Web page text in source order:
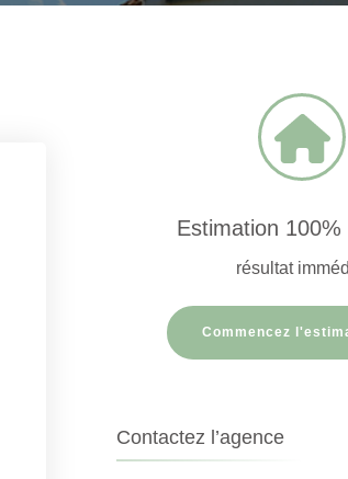
Estimation 100%
résultat
Commencez
Contactez l’agence